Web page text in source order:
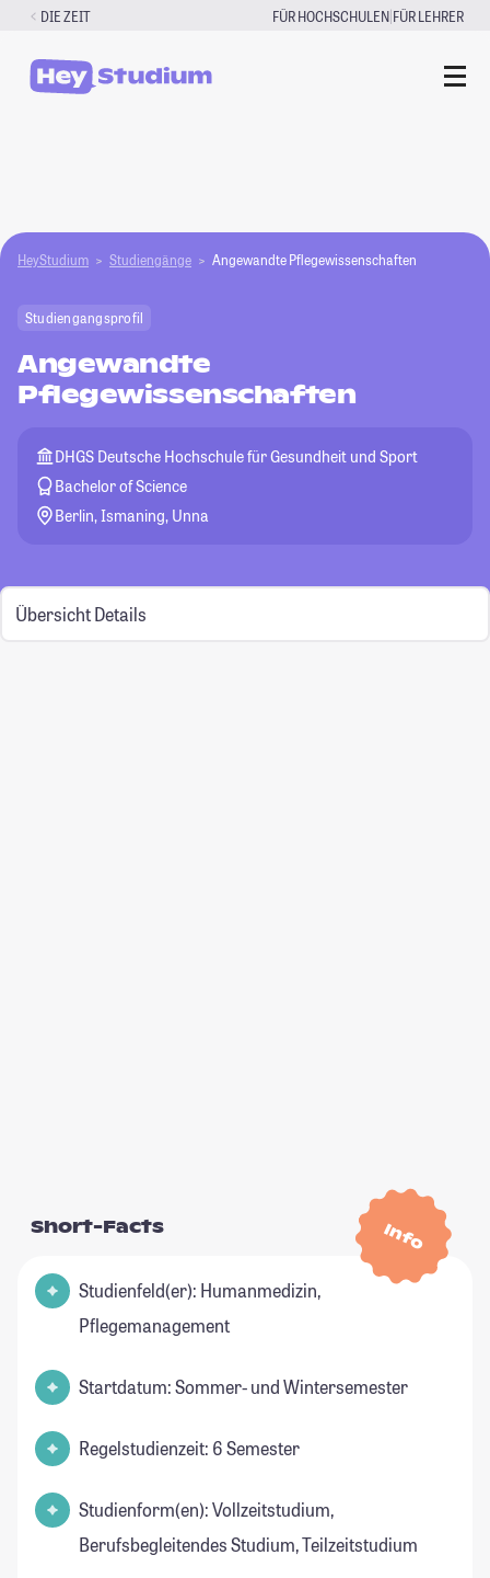
Zum
springen
DIE ZEIT FÜR HOCHSCHULEN|FÜR LEHRER
HeyStudium Studiengänge Angewandte Pflegewissenschaften
Studiengangsprofil
Angewandte
Pflegewissenschaften
DHGS Deutsche Hochschule für Gesundheit und Sport
Bachelor of Science
Berlin, Ismaning, Unna
Übersicht Details
Info
Short-Facts
Studienfeld(er): Humanmedizin,
Pflegemanagement
Startdatum: Sommer- und Wintersemester
Regelstudienzeit: 6 Semester
Studienform(en): Vollzeitstudium,
Berufsbegleitendes Studium, Teilzeitstudium